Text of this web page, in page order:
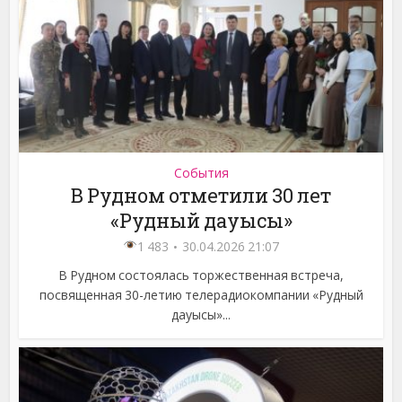
События
В Рудном отметили 30 лет
«Рудный дауысы»
1 483
30.04.2026 21:07
В Рудном состоялась торжественная встреча,
посвященная 30-летию телерадиокомпании «Рудный
дауысы»...